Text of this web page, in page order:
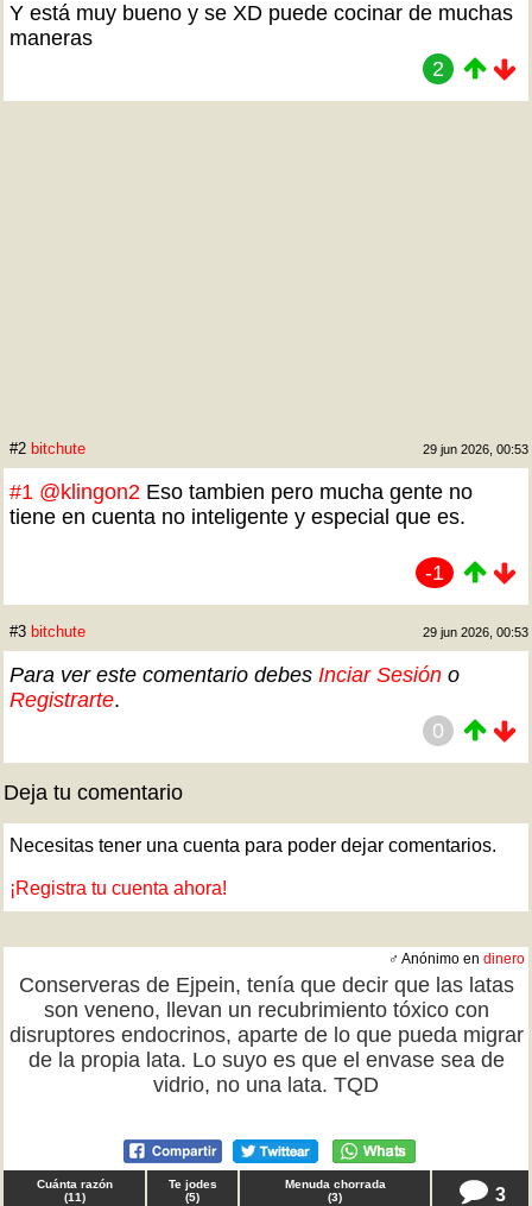
Y está muy bueno y se XD puede cocinar de muchas
maneras
2
#2 bitchute 29 jun 2026, 00:53
#1 @klingon2 Eso tambien pero mucha gente no
tiene en cuenta no inteligente y especial que es.
-1
#3 bitchute 29 jun 2026, 00:53
Para ver este comentario debes Inciar Sesión o
Registrarte.
0
Deja tu comentario
Necesitas tener una cuenta para poder dejar comentarios.
¡Registra tu cuenta ahora!
♂ Anónimo en dinero
Conserveras de Ejpein, tenía que decir que las latas
son veneno, llevan un recubrimiento tóxico con
disruptores endocrinos, aparte de lo que pueda migrar
de la propia lata. Lo suyo es que el envase sea de
vidrio, no una lata. TQD
Cuánta razón
(11)
Te jodes
(5)
Menuda chorrada
(3) 3